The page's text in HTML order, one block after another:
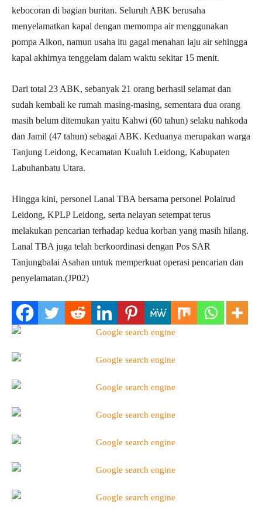
kebocoran di bagian buritan. Seluruh ABK berusaha
menyelamatkan kapal dengan memompa air menggunakan
pompa Alkon, namun usaha itu gagal menahan laju air sehingga
kapal akhirnya tenggelam dalam waktu sekitar 15 menit.
Dari total 23 ABK, sebanyak 21 orang berhasil selamat dan
sudah kembali ke rumah masing-masing, sementara dua orang
masih belum ditemukan yaitu Kahwi (60 tahun) selaku nahkoda
dan Jamil (47 tahun) sebagai ABK. Keduanya merupakan warga
Tanjung Leidong, Kecamatan Kualuh Leidong, Kabupaten
Labuhanbatu Utara.
Hingga kini, personel Lanal TBA bersama personel Polairud
Leidong, KPLP Leidong, serta nelayan setempat terus
melakukan pencarian terhadap kedua korban yang masih hilang.
Lanal TBA juga telah berkoordinasi dengan Pos SAR
Tanjungbalai Asahan untuk memperkuat operasi pencarian dan
penyelamatan.(JP02)